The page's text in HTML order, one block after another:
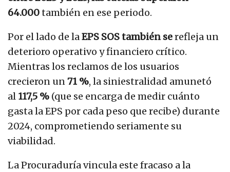
64.000también en ese periodo.
Por el lado de laEPS SOS también serefleja un
deterioro operativo y financiero crítico.
Mientras los reclamos de los usuarios
crecieron un71 %, la siniestralidad amunetó
al 117,5 % (que se encarga de medir cuánto
gasta la EPS por cada peso que recibe) durante
2024, comprometiendo seriamente su
viabilidad.
La Procuraduría vincula este fracaso a la